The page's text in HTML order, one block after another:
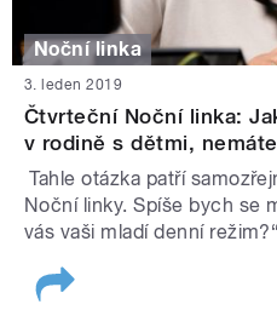
Noční linka
3. leden 2019
Čtvrteční Noční linka:
v rodině s dětmi,
Tahle otázka patří
Noční linky. Spíše bych se
vás vaši mladí denní režim?“